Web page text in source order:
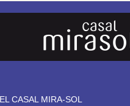
EL CASAL MIRA-SOL